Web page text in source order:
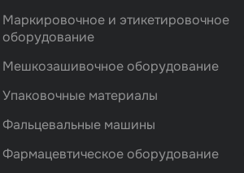
Маркировочное и этикетировочное
оборудование
Мешкозашивочное оборудование
Упаковочные материалы
Фальцевальные машины
Фармацевтическое оборудование